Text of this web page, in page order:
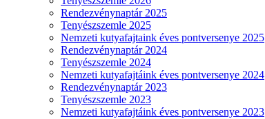
Rendezvénynaptár 2025
Tenyészszemle 2025
Nemzeti kutyafajtaink éves pontversenye 2025
Rendezvénynaptár 2024
Tenyészszemle 2024
Nemzeti kutyafajtáink éves pontversenye 2024
Rendezvénynaptár 2023
Tenyészszemle 2023
Nemzeti kutyafajtáink éves pontversenye 2023